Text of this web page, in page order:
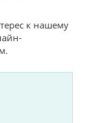
к нашему